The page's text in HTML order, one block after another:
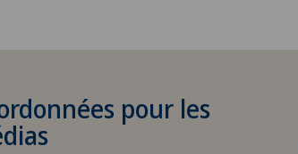
pour les